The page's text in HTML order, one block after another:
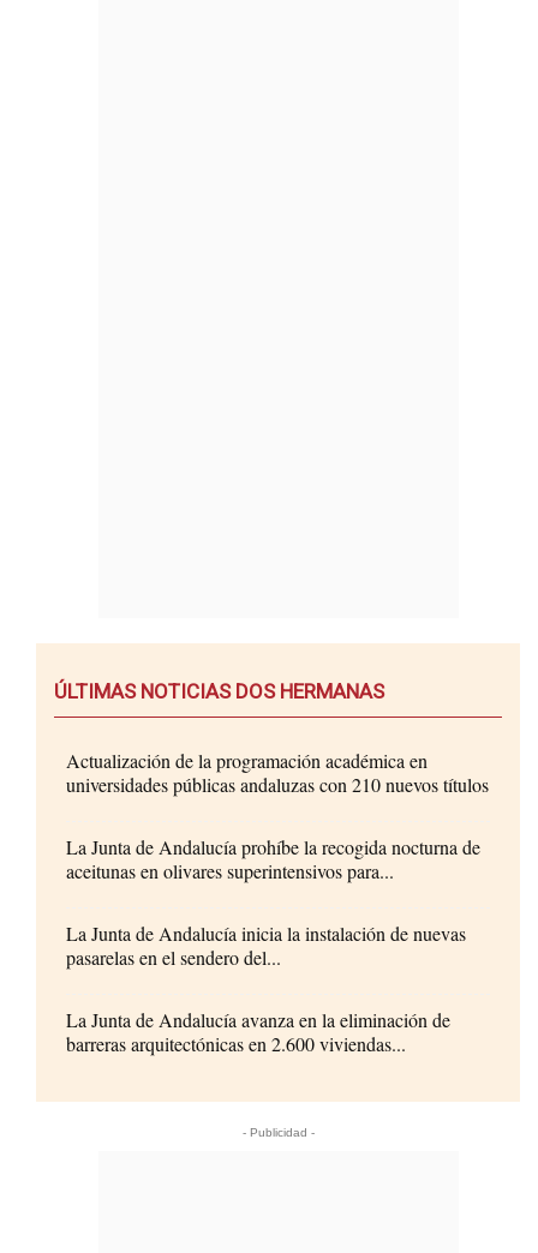
ÚLTIMAS NOTICIAS DOS HERMANAS
Actualización de la programación académica en
universidades públicas andaluzas con 210 nuevos títulos
La Junta de Andalucía prohíbe la recogida nocturna de
aceitunas en olivares superintensivos para...
La Junta de Andalucía inicia la instalación de nuevas
pasarelas en el sendero del...
La Junta de Andalucía avanza en la eliminación de
barreras arquitectónicas en 2.600 viviendas...
- Publicidad -